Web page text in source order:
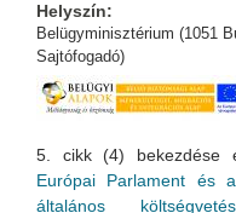
Helyszín:
Belügyminisztérium (1051
Sajtófogadó)
5. cikk (4) bekezdése
Európai Parlament és
általános